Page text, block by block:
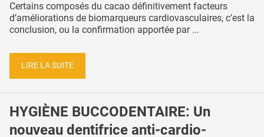
Certains composés du cacao définitivement facteurs
d’améliorations de biomarqueurs cardiovasculaires, c’est la
conclusion, ou la confirmation apportée par ...
LIRE LA SUITE
HYGIÈNE BUCCODENTAIRE: Un
nouveau dentifrice anti-cardio-